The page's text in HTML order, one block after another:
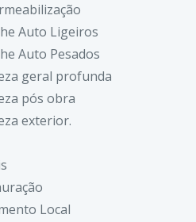
Auto Ligeiros
Auto Pesados
geral profunda
pós obra
exterior.
Local